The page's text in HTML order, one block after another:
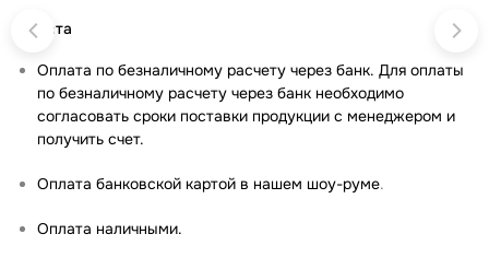
Оплата
Оплата по безналичному расчету через банк. Для оплаты
по безналичному расчету через банк необходимо
согласовать сроки поставки продукции с менеджером и
получить счет.
Оплата банковской картой в нашем шоу-руме.
Оплата наличными.